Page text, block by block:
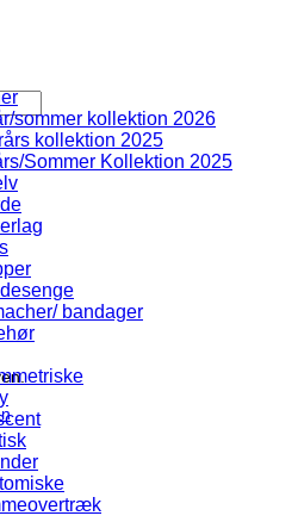
sommer kollektion 2026
kollektion 2025
Sommer Kollektion 2025
bandager